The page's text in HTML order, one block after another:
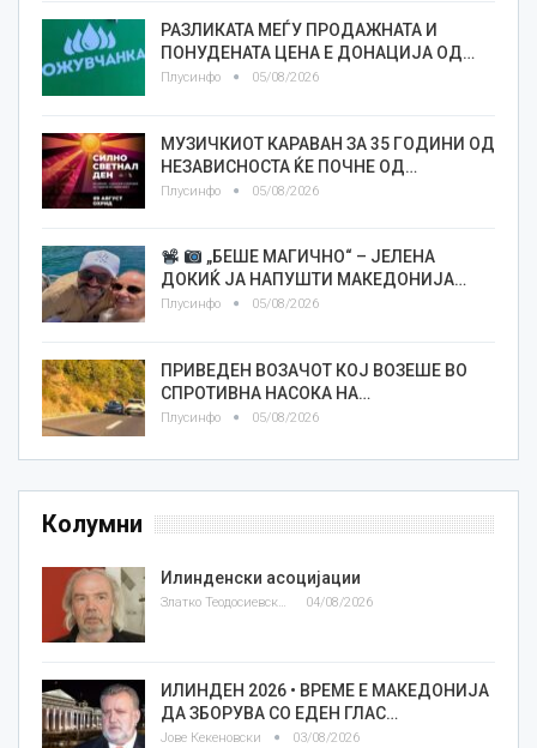
РАЗЛИКАТА МЕЃУ ПРОДАЖНАТА И
ПОНУДЕНАТА ЦЕНА Е ДОНАЦИЈА ОД…
Плусинфо 05/08/2026
МУЗИЧКИОТ КАРАВАН ЗА 35 ГОДИНИ ОД
НЕЗАВИСНОСТА ЌЕ ПОЧНЕ ОД…
Плусинфо 05/08/2026
„БЕШЕ МАГИЧНО“ – ЈЕЛЕНА
ДОКИЌ ЈА НАПУШТИ МАКЕДОНИЈА…
Плусинфо 05/08/2026
ПРИВЕДЕН ВОЗАЧОТ КОЈ ВОЗЕШЕ ВО
СПРОТИВНА НАСОКА НА…
Плусинфо 05/08/2026
Колумни
Илинденски асоцијации
Златко Теодосиевски 04/08/2026
ИЛИНДЕН 2026 • ВРЕМЕ Е МАКЕДОНИЈА
ДА ЗБОРУВА СО ЕДЕН ГЛАС…
Јове Кекеновски 03/08/2026